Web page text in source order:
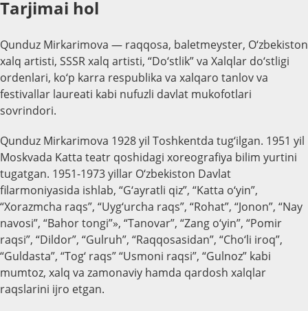
Tarjimai hol
Qunduz Mirkarimova — raqqosa, baletmeyster, O‘zbekiston
xalq artisti, SSSR xalq artisti, “Do‘stlik” va Xalqlar do‘stligi
ordenlari, ko‘p karra respublika va xalqaro tanlov va
festivallar laureati kabi nufuzli davlat mukofotlari
sovrindori.
Qunduz Mirkarimova 1928 yil Toshkentda tug‘ilgan. 1951 yil
Moskvada Katta teatr qoshidagi xoreografiya bilim yurtini
tugatgan. 1951-1973 yillar O‘zbekiston Davlat
filarmoniyasida ishlab, “G‘ayratli qiz”, “Katta o‘yin”,
“Xorazmcha raqs”, “Uyg‘urcha raqs”, “Rohat”, “Jonon”, “Nay
navosi”, “Bahor tongi”», “Tanovar”, “Zang o‘yin”, “Pomir
raqsi”, “Dildor”, “Gulruh”, “Raqqosasidan”, “Cho‘li iroq”,
“Guldasta”, “Tog‘ raqs” “Usmoni raqsi”, “Gulnoz” kabi
mumtoz, xalq va zamonaviy hamda qardosh xalqlar
raqslarini ijro etgan.